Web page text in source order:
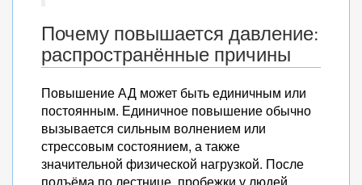
Почему повышается давление:
распространённые причины
Повышение АД может быть единичным или
постоянным. Единичное повышение обычно
вызывается сильным волнением или
стрессовым состоянием, а также
значительной физической нагрузкой. После